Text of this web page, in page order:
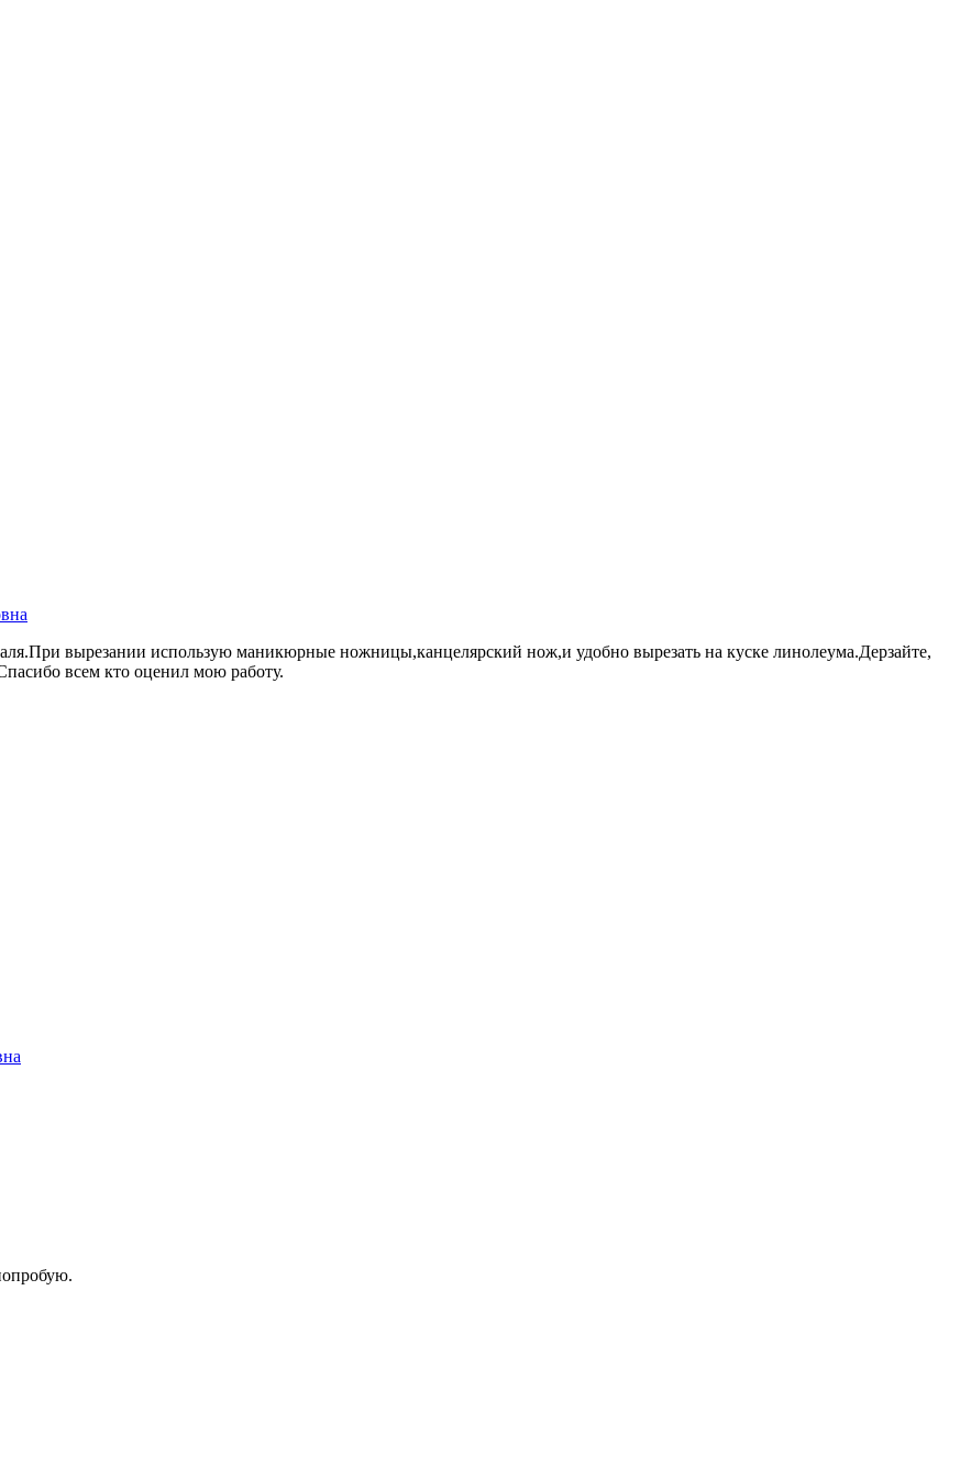
вырезании использую маникюрные ножницы,канцелярский нож,и удобно вырезать на куске линолеума.Дерзайте,
всем кто оценил мою работу.